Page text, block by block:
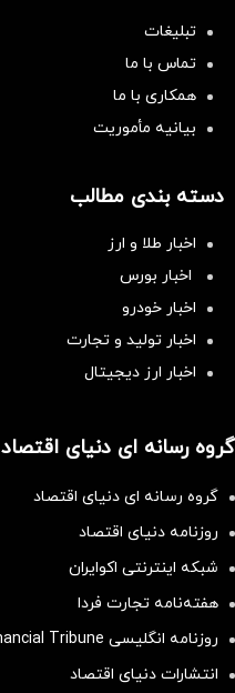
تبلیغات
تماس با ما
همکاری با ما
بیانیه مأموریت
دسته بندی مطالب
اخبار طلا و ارز
اخبار بورس
اخبار خودرو
اخبار تولید و تجارت
اخبار ارز دیجیتال
گروه رسانه ای دنیای اقتصاد
گروه رسانه ای دنیای اقتصاد
روزنامه دنیای اقتصاد
شبکه اینترنتی اکوایران
هفته‌نامه تجارت فردا
روزنامه انگلیسی Financial Tribune
انتشارات دنیای اقتصاد